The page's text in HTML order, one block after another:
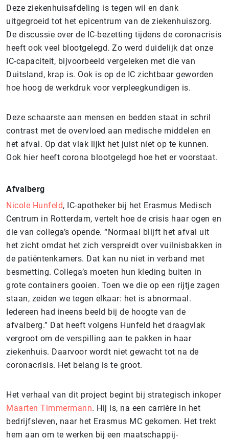
Deze ziekenhuisafdeling is tegen wil en dank
uitgegroeid tot het epicentrum van de ziekenhuiszorg.
De discussie over de IC-bezetting tijdens de coronacrisis
heeft ook veel blootgelegd. Zo werd duidelijk dat onze
IC-capaciteit, bijvoorbeeld vergeleken met die van
Duitsland, krap is. Ook is op de IC zichtbaar geworden
hoe hoog de werkdruk voor verpleegkundigen is.
Deze schaarste aan mensen en bedden staat in schril
contrast met de overvloed aan medische middelen en
het afval. Op dat vlak lijkt het juist niet op te kunnen.
Ook hier heeft corona blootgelegd hoe het er voorstaat.
Afvalberg
Nicole Hunfeld, IC-apotheker bij het Erasmus Medisch
Centrum in Rotterdam, vertelt hoe de crisis haar ogen en
die van collega’s opende. “Normaal blijft het afval uit
het zicht omdat het zich verspreidt over vuilnisbakken in
de patiëntenkamers. Dat kan nu niet in verband met
besmetting. Collega’s moeten hun kleding buiten in
grote containers gooien. Toen we die op een rijtje zagen
staan, zeiden we tegen elkaar: het is abnormaal.
Iedereen had ineens beeld bij de hoogte van de
afvalberg.” Dat heeft volgens Hunfeld het draagvlak
vergroot om de verspilling aan te pakken in haar
ziekenhuis. Daarvoor wordt niet gewacht tot na de
coronacrisis. Het belang is te groot.
Het verhaal van dit project begint bij strategisch inkoper
Maarten Timmermann. Hij is, na een carrière in het
bedrijfsleven, naar het Erasmus MC gekomen. Het trekt
hem aan om te werken bij een maatschappij-